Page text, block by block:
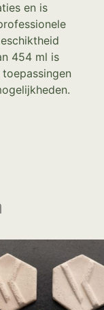
en is
454 ml is